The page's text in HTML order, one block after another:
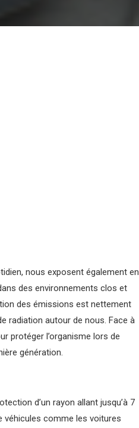
nous exposent également en
des environnements clos et
des émissions est nettement
radiation autour de nous. Face à
protéger l’organisme lors de
génération.
d’un rayon allant jusqu’à 7
véhicules comme les voitures